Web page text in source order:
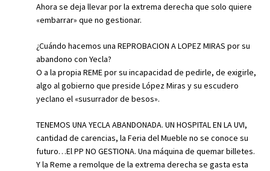
Ahora se deja llevar por la extrema derecha que solo quiere
«embarrar» que no gestionar.
¿Cuándo hacemos una REPROBACION A LOPEZ MIRAS por su
abandono con Yecla?
O a la propia REME por su incapacidad de pedirle, de exigirle,
algo al gobierno que preside López Miras y su escudero
yeclano el «susurrador de besos».
TENEMOS UNA YECLA ABANDONADA. UN HOSPITAL EN LA UVI,
cantidad de carencias, la Feria del Mueble no se conoce su
futuro…El PP NO GESTIONA. Una máquina de quemar billetes.
Y la Reme a remolque de la extrema derecha se gasta esta